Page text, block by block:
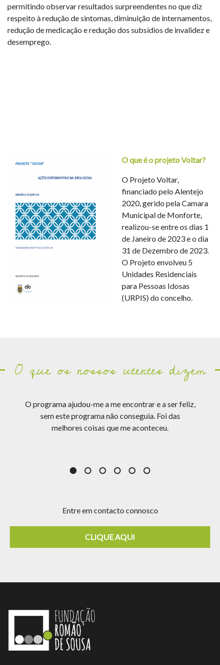
permitindo observar resultados surpreendentes no que diz
respeito à redução de sintomas, diminuição de internamentos,
redução de medicação e redução dos subsídios de invalidez e
desemprego.
O que é o projeto Voltar?
O Projeto Voltar,
financiado pelo Alentejo
2020, gerido pela Camara
Municipal de Monforte,
realizou-se entre os dias 1
de Janeiro de 2023 e o dia
31 de Dezembro de 2023.
O Projeto envolveu 5
Unidades Residenciais
para Pessoas Idosas
(URPIS) do concelho.
O que os nossos utentes dizem
O programa ajudou-me a me encontrar e a ser feliz,
sem este programa não conseguia. Foi das
melhores coisas que me aconteceu.
Entre em contacto connosco
CLIQUE AQUI